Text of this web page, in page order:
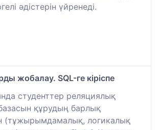
әдістерін үйренеді.
жобалау. SQL-ге кіріспе
студенттер реляциялық
құрудың барлық
(тұжырымдамалық, логикалық